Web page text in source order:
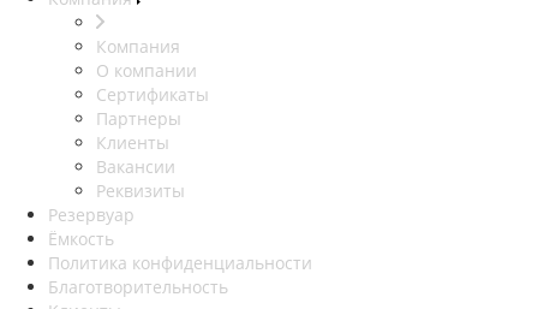
Компания
О компании
Сертификаты
Партнеры
Клиенты
Вакансии
Реквизиты
Резервуар
Ёмкость
Политика конфиденциальности
Благотворительность